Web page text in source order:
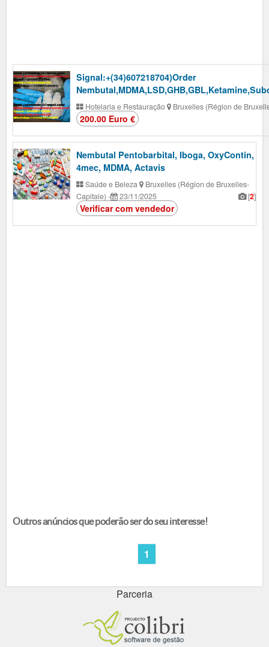
Signal:+(34)607218704)Order
Hotelaria e Restauração Bruxelles (Région de
200.00 Euro €
Nembutal Pentobarbital, Iboga, OxyContin,
4mec, MDMA, Actavis
Saúde e Beleza
Bruxelles (Région de Bruxelles-
Capitale) - 23/11/2025 [2]
Verificar com vendedor
Outros anúncios que poderão ser do seu interesse!
1
Parceria